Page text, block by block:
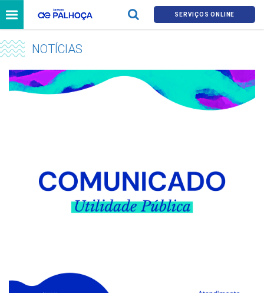
SERVIÇOS ONLINE
NOTÍCIAS